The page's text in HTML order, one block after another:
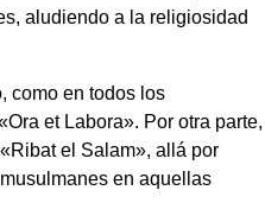
aludiendo a la religiosidad
como en todos los
et Labora». Por otra parte,
el Salam», allá por
en aquellas